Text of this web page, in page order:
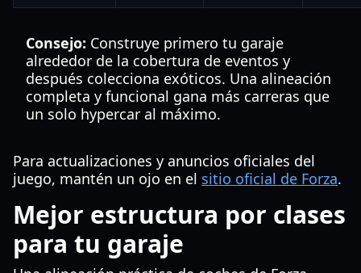
Consejo: Construye primero tu garaje
alrededor de la cobertura de eventos y
después colecciona exóticos. Una alineación
completa y funcional gana más carreras que
un solo hypercar al máximo.
Para actualizaciones y anuncios oficiales del
juego, mantén un ojo en el sitio oficial de Forza.
Mejor estructura por clases
para tu garaje